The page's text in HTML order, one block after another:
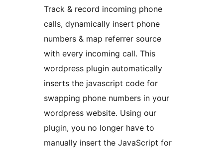
Track & record incoming phone
calls, dynamically insert phone
numbers & map referrer source
with every incoming call. This
wordpress plugin automatically
inserts the javascript code for
swapping phone numbers in your
wordpress website. Using our
plugin, you no longer have to
manually insert the JavaScript for